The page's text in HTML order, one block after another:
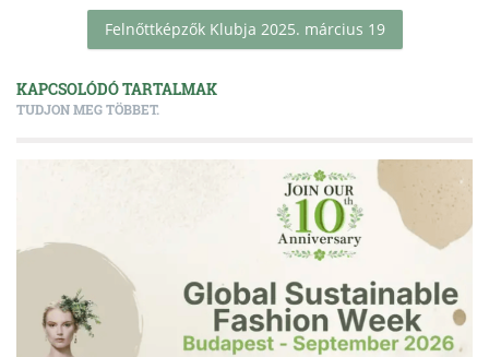
Felnőttképzők Klubja 2025. március 19
KAPCSOLÓDÓ TARTALMAK
TUDJON MEG TÖBBET.